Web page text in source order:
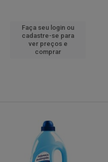
Faça seu login ou
cadastre-se para
ver preços e
comprar